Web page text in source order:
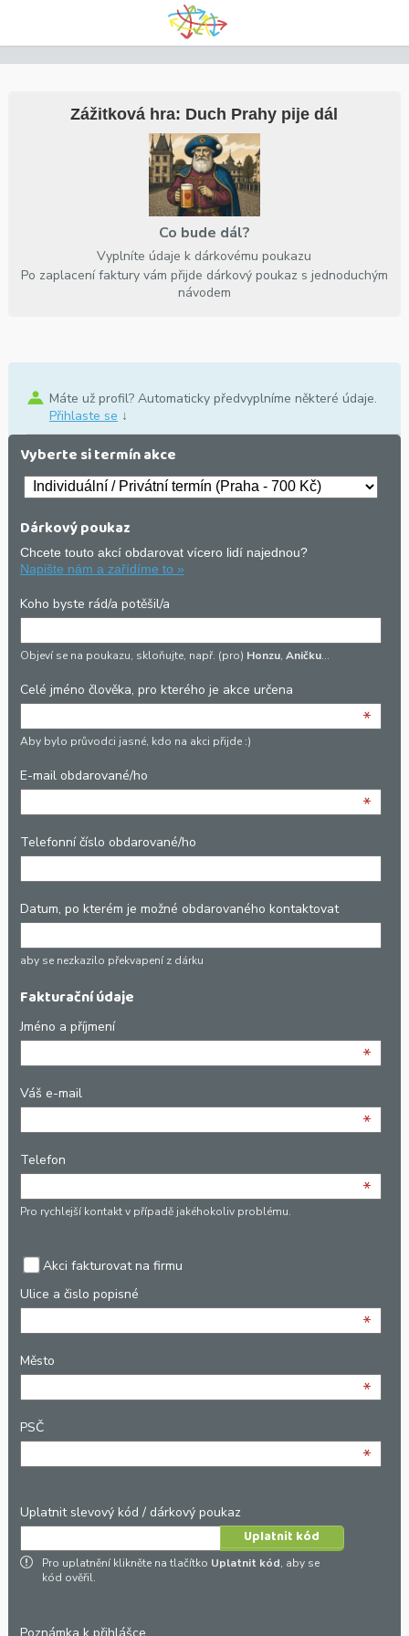
Zážitková hra: Duch Prahy pije dál
Co bude dál?
Vyplníte údaje k dárkovému poukazu
Po zaplacení faktury vám přijde dárkový poukaz s jednoduchým
návodem
Máte už profil? Automaticky předvyplníme některé údaje.
Přihlaste se ↓
Vyberte si termín akce
Dárkový poukaz
Chcete touto akcí obdarovat vícero lidí najednou?
Napište nám a zařídíme to »
Koho byste rád/a potěšil/a
Objeví se na poukazu, skloňujte, např. (pro) Honzu, Aničku…
Celé jméno člověka, pro kterého je akce určena
*
Aby bylo průvodci jasné, kdo na akci přijde :)
E-mail obdarované/ho
*
Telefonní číslo obdarované/ho
Datum, po kterém je možné obdarovaného kontaktovat
aby se nezkazilo překvapení z dárku
Fakturační údaje
Jméno a příjmení
*
Váš e-mail
*
Telefon
*
Pro rychlejší kontakt v případě jakéhokoliv problému.
Akci fakturovat na firmu
Ulice a čislo popisné
*
Město
*
PSČ
*
Uplatnit slevový kód / dárkový poukaz
Pro uplatnění klikněte na tlačítko Uplatnit kód, aby se
kód ověřil.